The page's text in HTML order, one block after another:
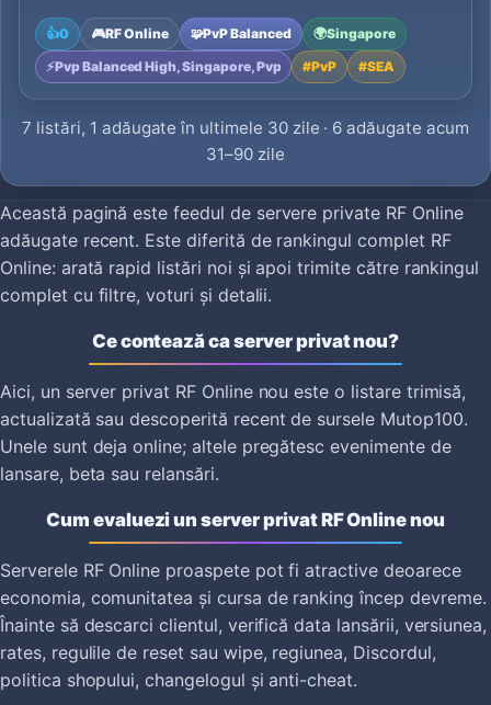
👍0 🎮RF Online 🧩PvP Balanced 🌍Singapore
⚡Pvp Balanced High, Singapore, Pvp #PvP #SEA
7 listări, 1 adăugate în ultimele 30 zile · 6 adăugate acum
31–90 zile
Această pagină este feedul de servere private RF Online
adăugate recent. Este diferită de rankingul complet RF
Online: arată rapid listări noi și apoi trimite către rankingul
complet cu filtre, voturi și detalii.
Ce contează ca server privat nou?
Aici, un server privat RF Online nou este o listare trimisă,
actualizată sau descoperită recent de sursele Mutop100.
Unele sunt deja online; altele pregătesc evenimente de
lansare, beta sau relansări.
Cum evaluezi un server privat RF Online nou
Serverele RF Online proaspete pot fi atractive deoarece
economia, comunitatea și cursa de ranking încep devreme.
Înainte să descarci clientul, verifică data lansării, versiunea,
rates, regulile de reset sau wipe, regiunea, Discordul,
politica shopului, changelogul și anti-cheat.